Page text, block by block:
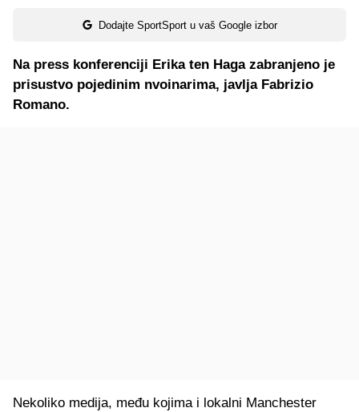
Dodajte SportSport u vaš Google izbor
Na press konferenciji Erika ten Haga zabranjeno je
prisustvo pojedinim nvoinarima, javlja Fabrizio
Romano.
Nekoliko medija, među kojima i lokalni Manchester